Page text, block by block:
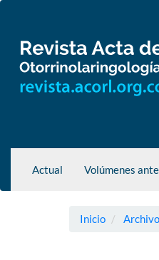
principal
Barra
lateral
Actual Volúmenes
Inicio